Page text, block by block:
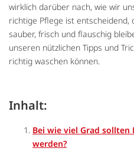
wirklich darüber nach, wie wir
richtige Pflege ist
sauber, frisch und flauschig
unseren nützlichen Tipps und
richtig waschen können.
Inhalt:
Bei wie viel Grad
werden?